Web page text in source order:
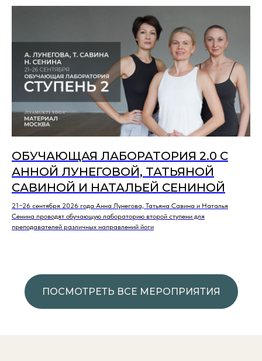
ОБУЧАЮЩАЯ ЛАБОРАТОРИЯ 2.0 C
АННОЙ ЛУНЕГОВОЙ, ТАТЬЯНОЙ
САВИНОЙ И НАТАЛЬЕЙ СЕНИНОЙ
21−26 сентября 2026 года Анна Лунегова, Татьяна Савина и Наталья
Сенина проводят обучающую лабораторию второй ступени для
преподавателей различных направлений йоги
ПОСМОТРЕТЬ ВСЕ МЕРОПРИЯТИЯ